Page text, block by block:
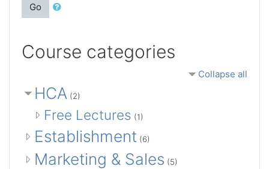
Go
Course categories
Collapse all
HCA (2)
Free Lectures (1)
Establishment (6)
Marketing & Sales (5)